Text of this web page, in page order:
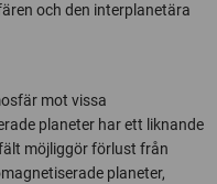
och den interplanetära
mot vissa
planeter har ett liknande
möjliggör förlust från
planeter,